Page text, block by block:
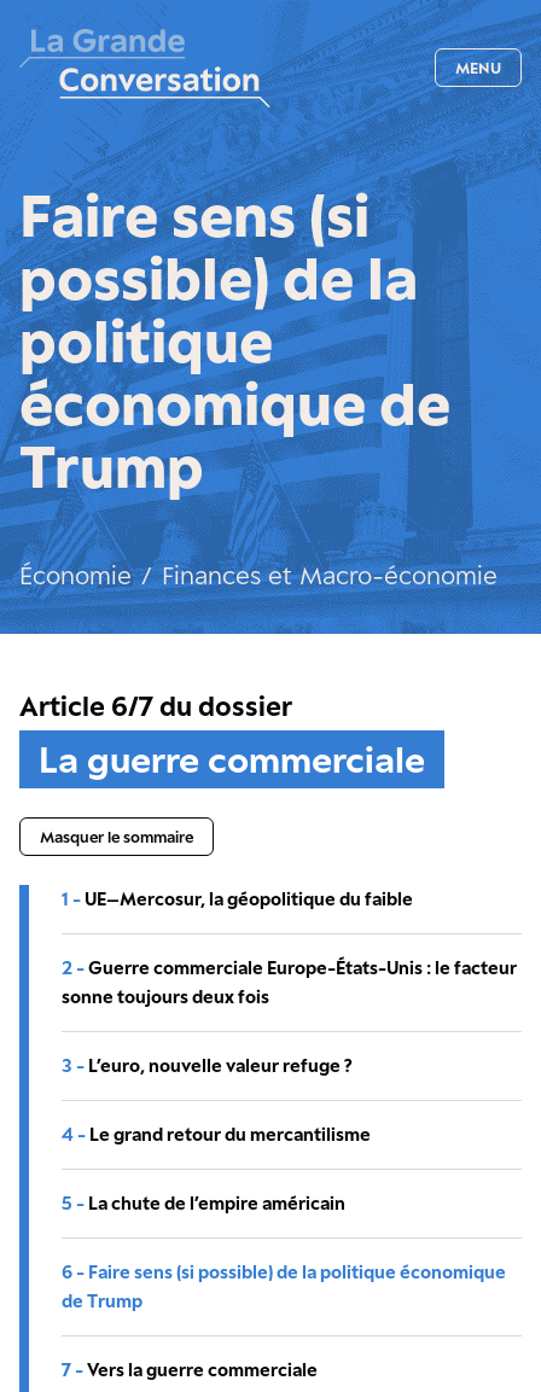
MENU
Faire sens (si
possible) de la
politique
économique de
Trump
Économie / Finances et Macro-économie
Article 6/7 du dossier
La guerre commerciale
Masquer le sommaire
1 - UE–Mercosur, la géopolitique du faible
2 -Guerre commerciale Europe-États-Unis : le facteur
sonne toujours deux fois
3 - L’euro, nouvelle valeur refuge ?
4 - Le grand retour du mercantilisme
5 - La chute de l’empire américain
6 - Faire sens (si possible) de la politique économique
de Trump
7 -Vers la guerre commerciale